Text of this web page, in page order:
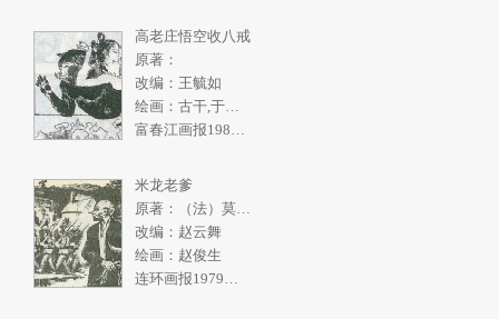
高老庄悟空收八戒
原著：
改编：王毓如
绘画：古干,于绍文
富春江画报1982年2期
米龙老爹
改编：赵云舞
绘画：赵俊生